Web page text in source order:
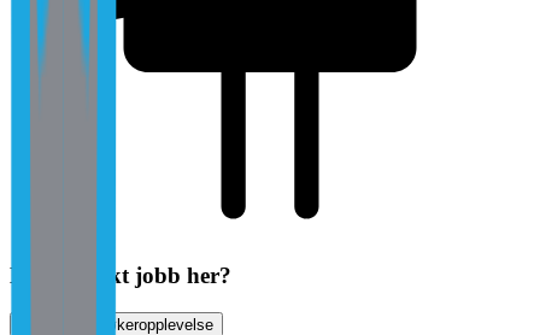
Har du søkt jobb her?
Vurder jobbsøkeropplevelse